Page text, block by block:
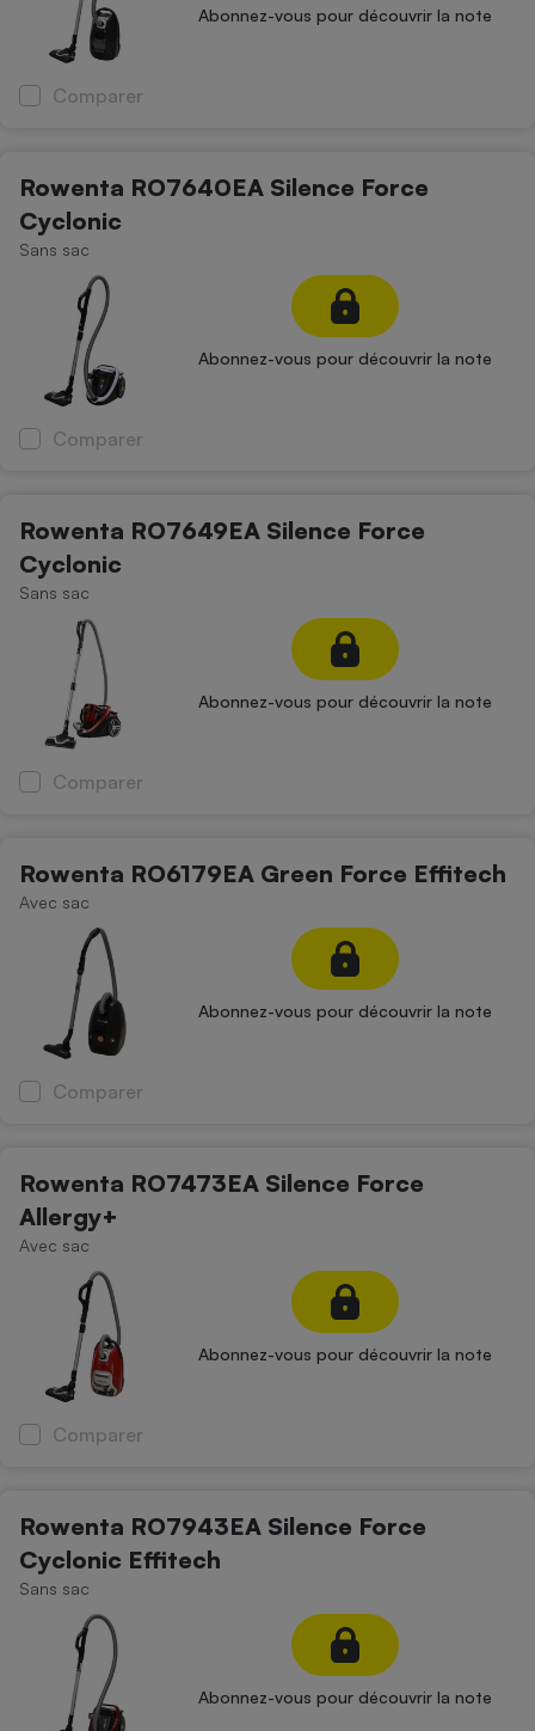
Abonnez-vous pour découvrir la note
Comparer
Rowenta RO7640EA Silence Force
Cyclonic
Sans sac
Abonnez-vous pour découvrir la note
Comparer
Rowenta RO7649EA Silence Force
Cyclonic
Sans sac
Abonnez-vous pour découvrir la note
Comparer
Rowenta RO6179EA Green Force Effitech
Avec sac
Abonnez-vous pour découvrir la note
Comparer
Rowenta RO7473EA Silence Force
Allergy+
Avec sac
Abonnez-vous pour découvrir la note
Comparer
Rowenta RO7943EA Silence Force
Cyclonic Effitech
Sans sac
Abonnez-vous pour découvrir la note